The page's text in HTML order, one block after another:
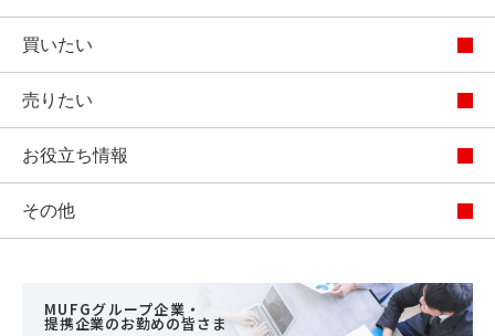
買いたい
売りたい
お役立ち情報
その他
MUFGグループ企業・
提携企業のお勤めの皆さま